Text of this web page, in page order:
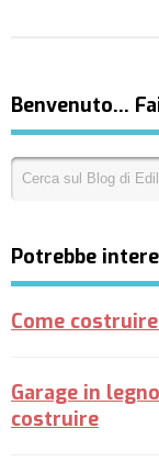
Benvenuto…
Potrebbe
Come
Garage in
costruire